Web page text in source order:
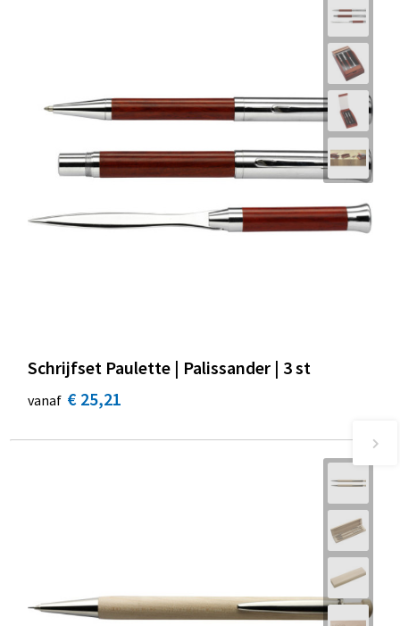
Schrijfset Paulette | Palissander | 3 st
vanaf € 25,21